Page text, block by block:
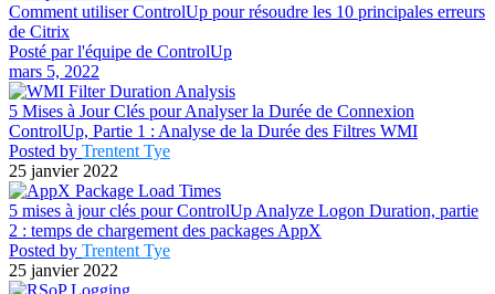
Comment utiliser ControlUp pour résoudre les 10 principales erreurs
de Citrix
Posté par l'équipe de ControlUp
mars 5, 2022
5 Mises à Jour Clés pour Analyser la Durée de Connexion
ControlUp, Partie 1 : Analyse de la Durée des Filtres WMI
Posted by Trentent Tye
25 janvier 2022
5 mises à jour clés pour ControlUp Analyze Logon Duration, partie
2 : temps de chargement des packages AppX
Posted by Trentent Tye
25 janvier 2022